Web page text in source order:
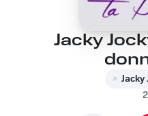
Jacky
Jacky